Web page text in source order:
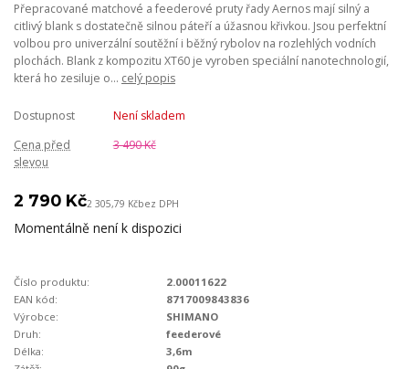
Přepracované matchové a feederové pruty řady Aernos mají silný a
citlivý blank s dostatečně silnou páteří a úžasnou křivkou. Jsou perfektní
volbou pro univerzální soutěžní i běžný rybolov na rozlehlých vodních
plochách. Blank z kompozitu XT60 je vyroben speciální nanotechnologií,
která ho zesiluje o... celý popis
Dostupnost
Není skladem
Cena před
slevou
3 490 Kč
2 790 Kč2 305,79 Kčbez DPH
Momentálně není k dispozici
Číslo produktu:
2.00011622
EAN kód:
8717009843836
Výrobce:
SHIMANO
Druh:
feederové
Délka:
3,6m